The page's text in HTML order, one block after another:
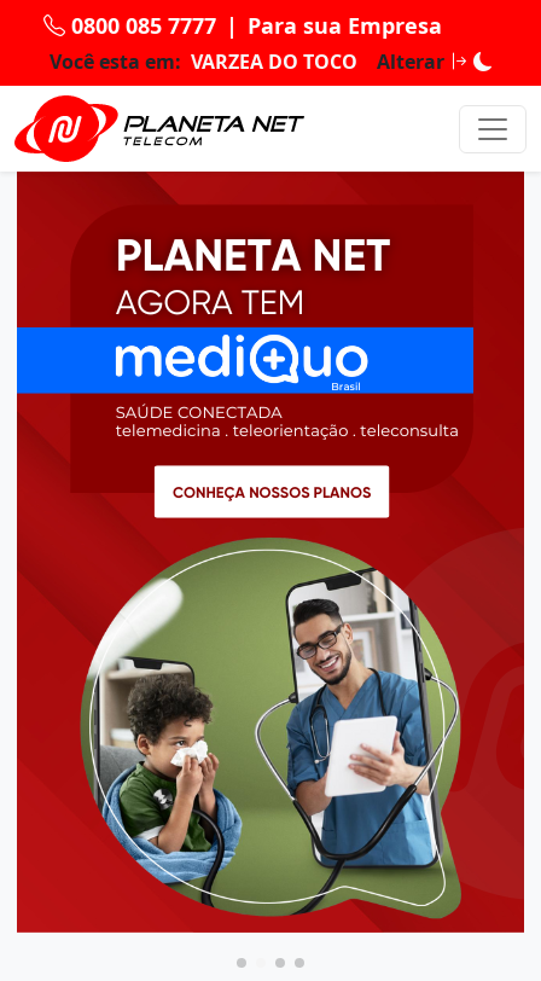
0800 085 7777 | Para sua Empresa
Você esta em: VARZEA DO TOCO Alterar